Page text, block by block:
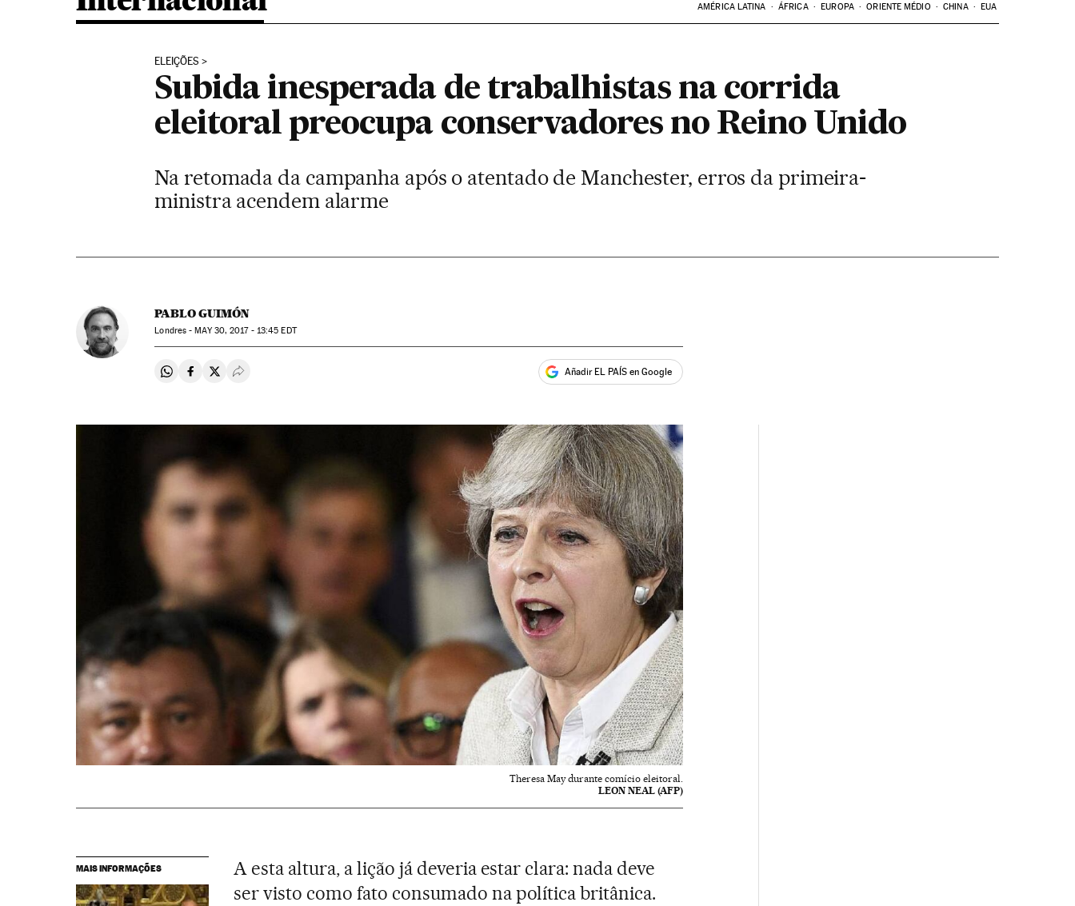
AMÉRICA LATINA ÁFRICA EUROPA ORIENTE MÉDIO CHINA EUA
ELEIÇÕES
Subida inesperada de trabalhistas na corrida
eleitoral preocupa conservadores no Reino Unido
Na retomada da campanha após o atentado de Manchester, erros da primeira-
ministra acendem alarme
PABLO GUIMÓN
Londres -MAY30, 2017 - 13:45 EDT
Compartir en Whatsapp
Compartir en Facebook
Compartir en Twitter
Desplegar Redes Sociales Añadir EL PAÍS en Google
Theresa May durante comício eleitoral.
LEON NEAL (AFP)
MAIS INFORMAÇÕES
A esta altura, a lição já deveria estar clara: nada deve
ser visto como fato consumado na política britânica.